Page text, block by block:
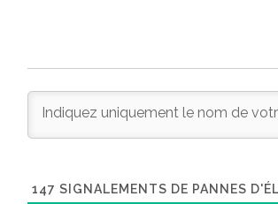
147 SIGNALEMENTS DE PANNES